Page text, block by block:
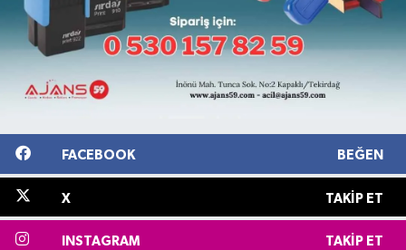
FACEBOOK BEĞEN
X TAKIP ET
INSTAGRAM TAKIP ET